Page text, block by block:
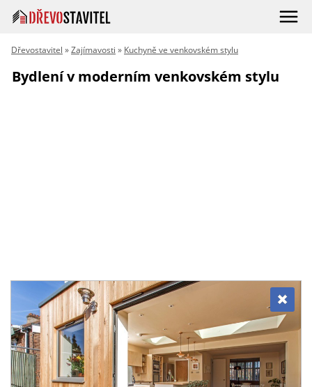
Dřevostavitel »Zajímavosti » Kuchyně ve venkovském stylu
Bydlení v moderním venkovském stylu